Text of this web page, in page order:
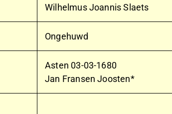
Wilhelmus Joannis Slaets
Ongehuwd
Asten 03-03-1680
Jan Fransen Joosten*